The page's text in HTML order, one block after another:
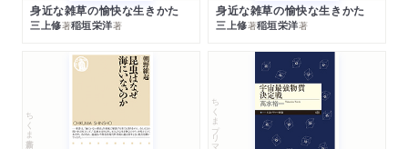
身近な雑草の愉快な生きかた
三上修著稲垣栄洋著
身近な雑草の愉快な生きかた
三上修著稲垣栄洋著
ちくま新書 ちくまプリマー新書